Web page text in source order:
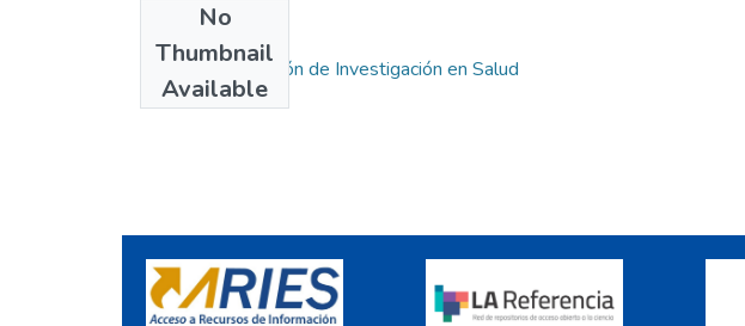
No
Thumbnail
Available
Collections
Libro - Subdirección de Investigación en Salud